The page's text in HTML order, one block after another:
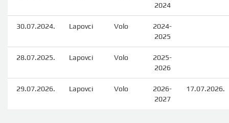
2024
30.07.2024. Lapovci Volo
2024-
2025
28.07.2025. Lapovci Volo
2025-
2026
29.07.2026. Lapovci Volo
2026-
2027
17.07.2026.